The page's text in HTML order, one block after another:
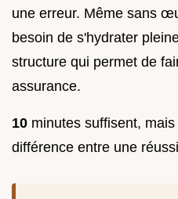
une erreur. Même sans
besoin de s'hydrater
structure qui permet de
assurance.
10 minutes suffisent,
différence entre une